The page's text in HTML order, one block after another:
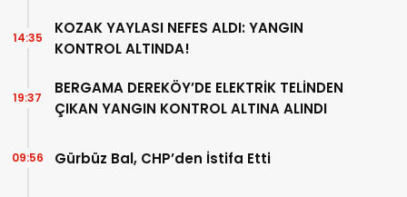
KOZAK YAYLASI NEFES ALDI: YANGIN
KONTROL ALTINDA!
14:35
BERGAMA DEREKÖY’DE ELEKTRİK TELİNDEN
ÇIKAN YANGIN KONTROL ALTINA ALINDI
19:37
Gürbüz Bal, CHP’den İstifa Etti
09:56